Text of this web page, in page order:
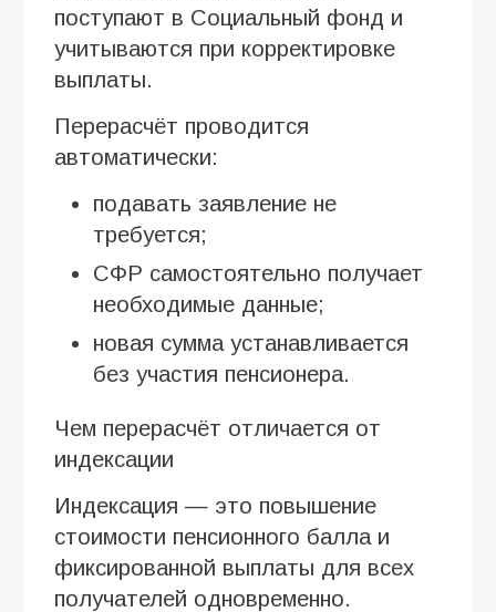
поступают в Социальный фонд и
учитываются при корректировке
выплаты.
Перерасчёт проводится
автоматически:
подавать заявление не
требуется;
СФР самостоятельно получает
необходимые данные;
новая сумма устанавливается
без участия пенсионера.
Чем перерасчёт отличается от
индексации
Индексация — это повышение
стоимости пенсионного балла и
фиксированной выплаты для всех
получателей одновременно.